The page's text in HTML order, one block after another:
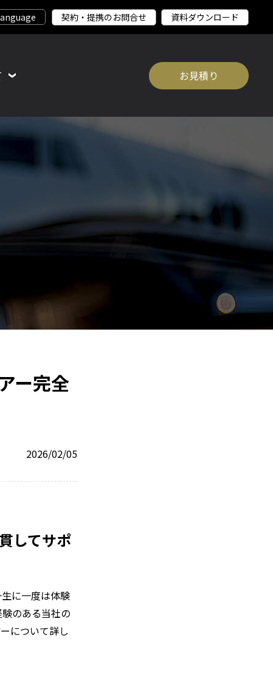
契約・提携のお問合せ 資料ダウンロード
お見積り
ー完全
2026/02/05
してサポ
に一度は体験
のある当社の
について詳し